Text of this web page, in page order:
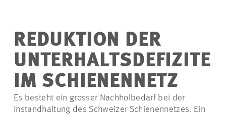
IM FOKUS
KONTAKT
KARRIERE
REDUKTION DER
UNTERHALTSDEFIZITE
IM SCHIENENNETZ
Es besteht ein grosser Nachholbedarf bei der
Instandhaltung des Schweizer Schienennetzes. Ein